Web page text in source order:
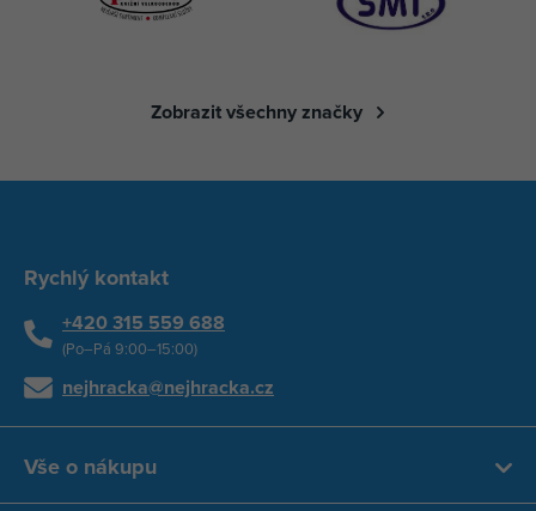
Zobrazit všechny značky
Rychlý kontakt
+420 315 559 688
(Po–Pá 9:00–15:00)
nejhracka@nejhracka.cz
Vše o nákupu